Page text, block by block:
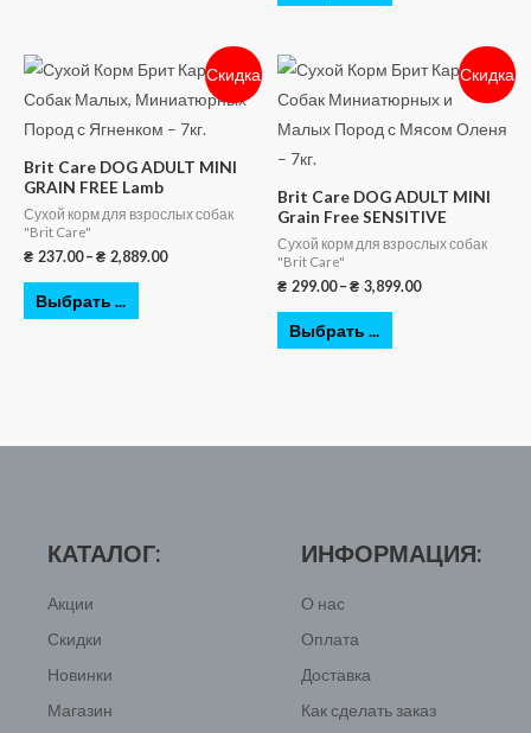
Скидка
Brit Care DOG ADULT MINI
GRAIN FREE Lamb
Сухой корм для взрослых собак
"Brit Care"
₴ 237.00– ₴ 2,889.00
Выбрать ...
Скидка
Brit Care DOG ADULT MINI
Grain Free SENSITIVE
Сухой корм для взрослых собак
"Brit Care"
₴ 299.00– ₴ 3,899.00
Выбрать ...
КАТАЛОГ:
Акции
Скидки
Новинки
Магазин
ИНФОРМАЦИЯ:
О нас
Оплата
Доставка
Как сделать заказ